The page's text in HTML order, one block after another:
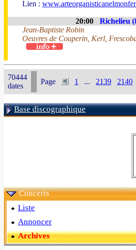
Lien :
20:00 Richelieu
Jean-Baptiste Robin
Oeuvres de Couperin, Kerl,
70444
dates
Page 1 ... 2139 2140
Base discographique
Concerts
Liste
Annoncer
Archives